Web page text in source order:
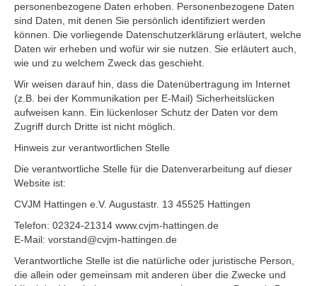
personenbezogene Daten erhoben. Personenbezogene Daten
sind Daten, mit denen Sie persönlich identifiziert werden
können. Die vorliegende Datenschutzerklärung erläutert, welche
Daten wir erheben und wofür wir sie nutzen. Sie erläutert auch,
wie und zu welchem Zweck das geschieht.
Wir weisen darauf hin, dass die Datenübertragung im Internet
(z.B. bei der Kommunikation per E-Mail) Sicherheitslücken
aufweisen kann. Ein lückenloser Schutz der Daten vor dem
Zugriff durch Dritte ist nicht möglich.
Hinweis zur verantwortlichen Stelle
Die verantwortliche Stelle für die Datenverarbeitung auf dieser
Website ist:
CVJM Hattingen e.V. Augustastr. 13 45525 Hattingen
Telefon: 02324-21314 www.cvjm-hattingen.de
E-Mail: vorstand@cvjm-hattingen.de
Verantwortliche Stelle ist die natürliche oder juristische Person,
die allein oder gemeinsam mit anderen über die Zwecke und